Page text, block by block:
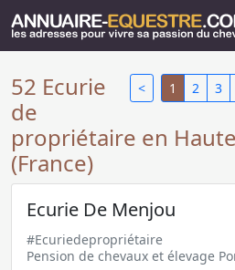
< 1 2 3
52 Ecurie
de
propriétaire en
(France)
Ecurie De Menjou
#Ecuriedepropriétaire
Pension de chevaux et élevage